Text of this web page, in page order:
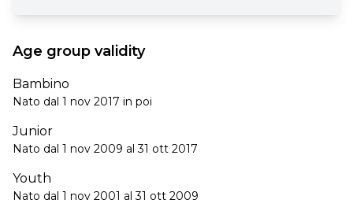
Age group validity
Bambino
Nato dal 1 nov 2017 in poi
Junior
Nato dal 1 nov 2009 al 31 ott 2017
Youth
Nato dal 1 nov 2001 al 31 ott 2009